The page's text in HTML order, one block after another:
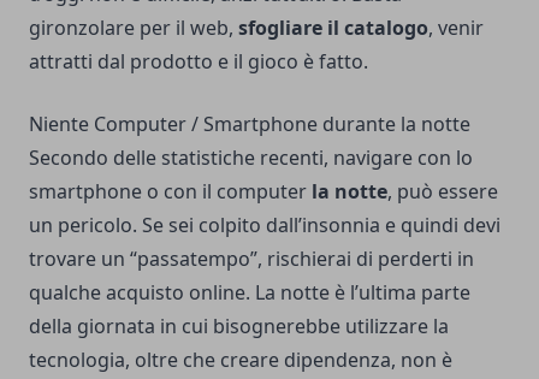
gironzolare per il web, sfogliare il catalogo, venir
attratti dal prodotto e il gioco è fatto.
Niente Computer / Smartphone durante la notte
Secondo delle statistiche recenti, navigare con lo
smartphone o con il computer la notte, può essere
un pericolo. Se sei colpito dall’insonnia e quindi devi
trovare un “passatempo”, rischierai di perderti in
qualche acquisto online. La notte è l’ultima parte
della giornata in cui bisognerebbe utilizzare la
tecnologia, oltre che creare dipendenza, non è